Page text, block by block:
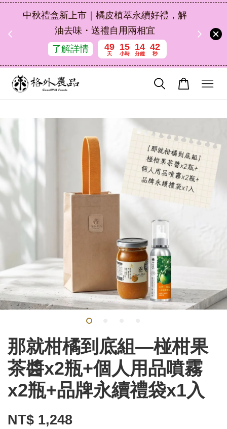
中秋禮盒新上市｜橘皮植萃永續好禮，解
油去味・送禮自用兩相宜
了解詳情
49
天
15
小時
14
分鐘
41
秒
那就柑橘到底組—椪柑果
茶醬x2瓶+個人用品噴霧
x2瓶+品牌永續禮袋x1入
NT$ 1,248